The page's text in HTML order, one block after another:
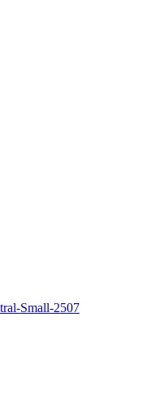
Small-2507